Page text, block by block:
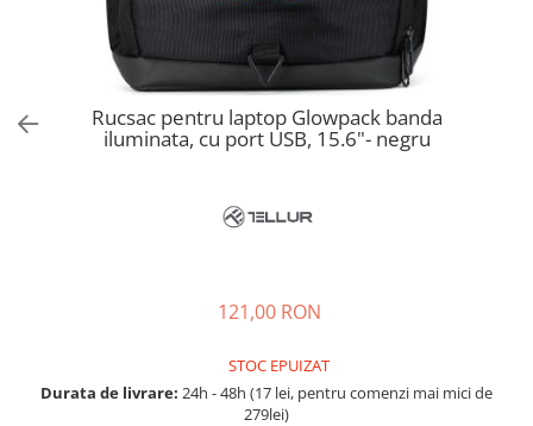
Huse troler
Business Travel
Borsete
Rucsac pentru laptop Glowpack banda
iluminata, cu port USB, 15.6"- negru
121,00 RON
STOC EPUIZAT
Durata de livrare: 24h - 48h (17 lei, pentru comenzi mai mici de
279lei)